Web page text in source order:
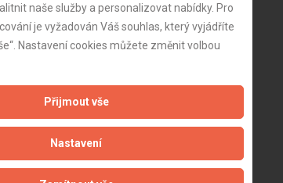
naše služby a personalizovat nabídky. Pro
je vyžadován Váš souhlas, který vyjádříte
Nastavení cookies můžete změnit volbou
Přijmout vše
Nastavení